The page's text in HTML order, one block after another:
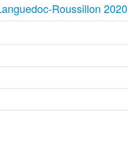
Roussillon 2020